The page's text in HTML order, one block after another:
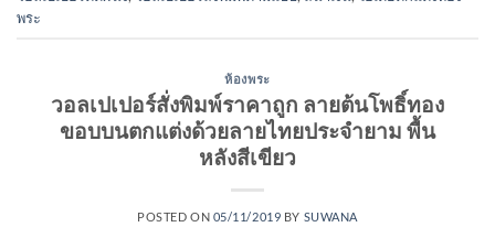
พระ
ห้องพระ
วอลเปเปอร์สั่งพิมพ์ราคาถูก ลายต้นโพธิ์ทอง
ขอบบนตกแต่งด้วยลายไทยประจำยาม พื้น
หลังสีเขียว
POSTED ON 05/11/2019 BY SUWANA